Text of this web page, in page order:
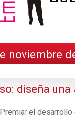
noviembre
diseña
Premiar el desarrollo